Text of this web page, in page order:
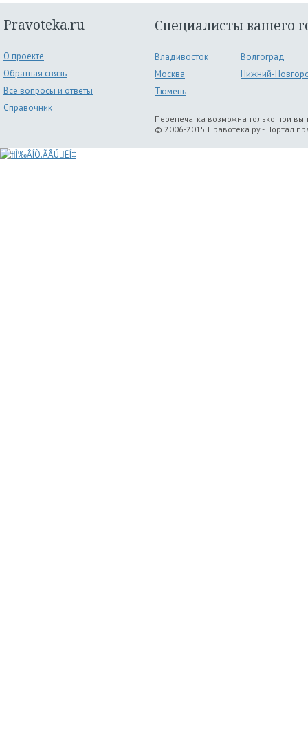
Pravoteka.ru
О проекте
Обратная связь
Все вопросы и ответы
Справочник
Специалисты вашего
Владивосток
Волгоград
Москва
Нижний-
Тюмень
Перепечатка возможна только при
© 2006-2015 Правотека.ру - Портал